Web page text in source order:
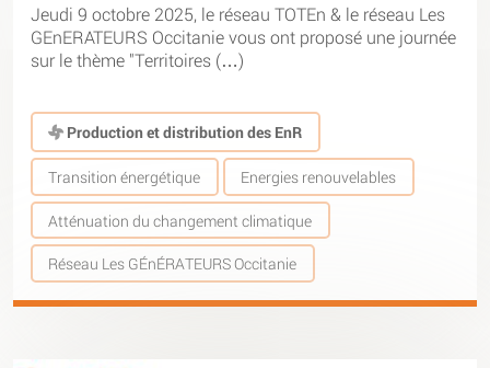
Jeudi 9 octobre 2025, le réseau TOTEn & le réseau Les
GEnERATEURS Occitanie vous ont proposé une journée
sur le thème "Territoires (…)
Production et distribution des EnR
Transition énergétique Energies renouvelables
Atténuation du changement climatique
Réseau Les GÉnÉRATEURS Occitanie